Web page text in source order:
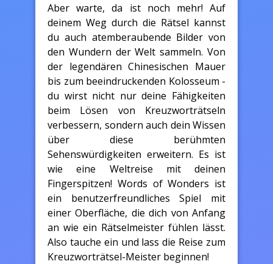
Aber warte, da ist noch mehr! Auf
deinem Weg durch die Rätsel kannst
du auch atemberaubende Bilder von
den Wundern der Welt sammeln. Von
der legendären Chinesischen Mauer
bis zum beeindruckenden Kolosseum -
du wirst nicht nur deine Fähigkeiten
beim Lösen von Kreuzworträtseln
verbessern, sondern auch dein Wissen
über diese berühmten
Sehenswürdigkeiten erweitern. Es ist
wie eine Weltreise mit deinen
Fingerspitzen! Words of Wonders ist
ein benutzerfreundliches Spiel mit
einer Oberfläche, die dich von Anfang
an wie ein Rätselmeister fühlen lässt.
Also tauche ein und lass die Reise zum
Kreuzworträtsel-Meister beginnen!